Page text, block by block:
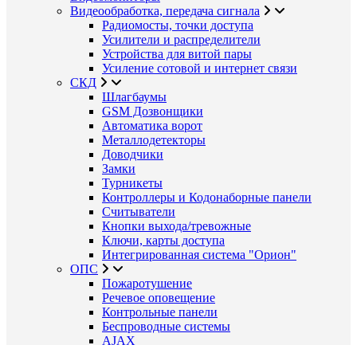
Видеообработка, передача сигнала
Радиомосты, точки доступа
Усилители и распределители
Устройства для витой пары
Усиление сотовой и интернет связи
СКД
Шлагбаумы
GSM Дозвонщики
Автоматика ворот
Металлодетекторы
Доводчики
Замки
Турникеты
Контроллеры и Кодонаборные панели
Считыватели
Кнопки выхода/тревожные
Ключи, карты доступа
Интегрированная система "Орион"
ОПС
Пожаротушение
Речевое оповещение
Контрольные панели
Беспроводные системы
AJAX